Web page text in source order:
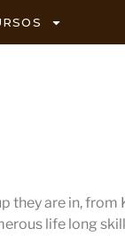
they are in, from
life long